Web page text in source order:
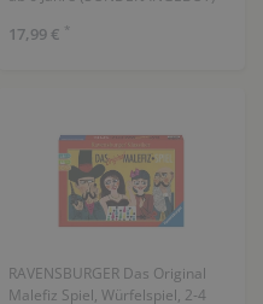
17,99 € *
RAVENSBURGER Das Original
Malefiz Spiel, Würfelspiel, 2-4